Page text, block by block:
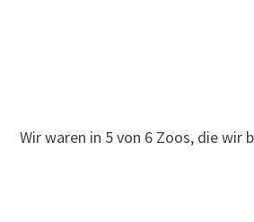
Wir waren in 5 von 6 Zoos, die wir